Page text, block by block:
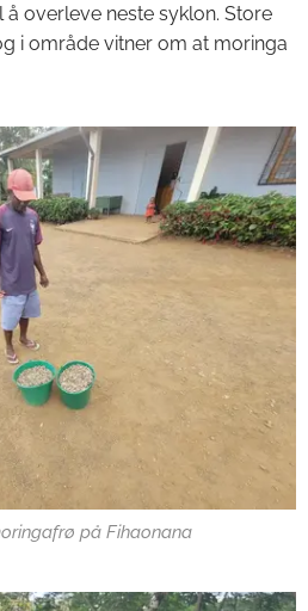
overleve neste syklon. Store
i område vitner om at moringa
på Fihaonana